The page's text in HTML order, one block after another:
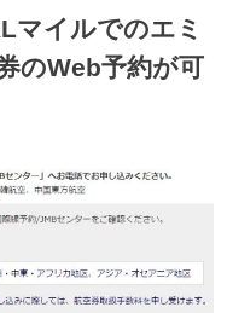
マイルでのエミ
のWeb予約が可